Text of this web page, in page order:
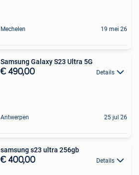
Mechelen 19 mei 26
Samsung Galaxy S23 Ultra 5G
€ 490,00 Details
Antwerpen 25 jul 26
samsung s23 ultra 256gb
€ 400,00 Details